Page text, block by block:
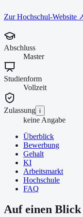
Zur Hochschul-Website
Abschluss
Master
Studienform
Vollzeit
Zulassung i
keine Angabe
Überblick
Bewerbung
Gehalt
KI
Arbeitsmarkt
Hochschule
FAQ
Auf einen Blick